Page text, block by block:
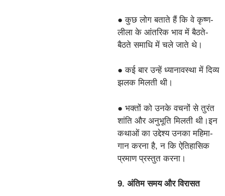
● कुछ लोग बताते हैं कि वे कृष्ण-
लीला के आंतरिक भाव में बैठते-
बैठते समाधि में चले जाते थे।
● कई बार उन्हें ध्यानावस्था में दिव्य
झलक मिलती थी।
● भक्तों को उनके वचनों से तुरंत
शांति और अनुभूति मिलती थी।इन
कथाओं का उद्देश्य उनका महिमा-
गान करना है, न कि ऐतिहासिक
प्रमाण प्रस्तुत करना।
9. अंतिम समय और विरासत